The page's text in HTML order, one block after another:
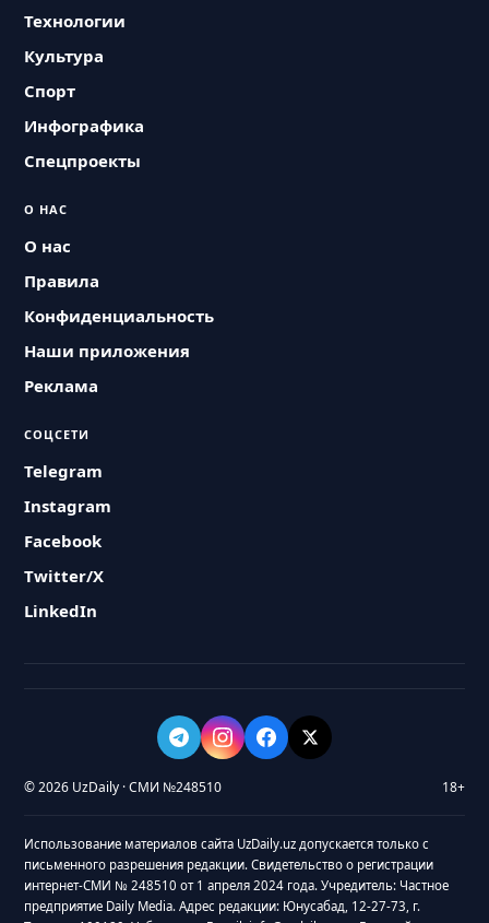
Технологии
Культура
Спорт
Инфографика
Спецпроекты
О НАС
О нас
Правила
Конфиденциальность
Наши приложения
Реклама
СОЦСЕТИ
Telegram
Instagram
Facebook
Twitter/X
LinkedIn
© 2026 UzDaily · СМИ №248510 18+
Использование материалов сайта UzDaily.uz допускается только с
письменного разрешения редакции. Свидетельство о регистрации
интернет-СМИ № 248510 от 1 апреля 2024 года. Учредитель: Частное
предприятие Daily Media. Адрес редакции: Юнусабад, 12-27-73, г.